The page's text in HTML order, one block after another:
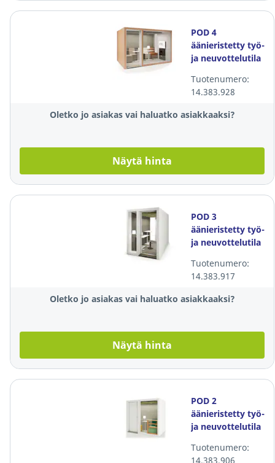
POD 4
äänieristetty työ-
ja neuvottelutila
Tuotenumero:
14.383.928
Oletko jo asiakas vai haluatko asiakkaaksi?
Näytä hinta
POD 3
äänieristetty työ-
ja neuvottelutila
Tuotenumero:
14.383.917
Oletko jo asiakas vai haluatko asiakkaaksi?
Näytä hinta
POD 2
äänieristetty työ-
ja neuvottelutila
Tuotenumero:
14.383.906